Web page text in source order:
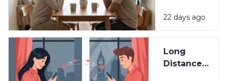
Seumur
Hidup:
Hubungan
Disebut
22 days ago
Long
Distance